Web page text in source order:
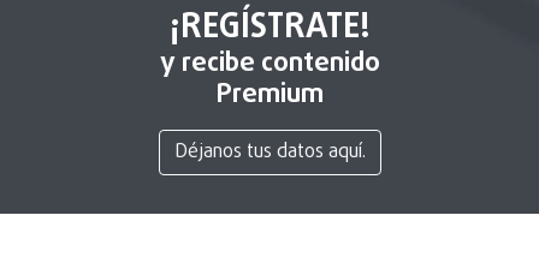
¡REGÍSTRATE!
y recibe contenido
Premium
Déjanos tus datos aquí.